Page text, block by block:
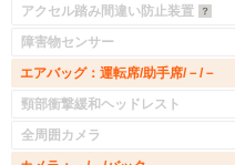
アクセル踏み間違い防止装置
障害物センサー
エアバッグ：運転席/助手席/－/－
頸部衝撃緩和ヘッドレスト
全周囲カメラ